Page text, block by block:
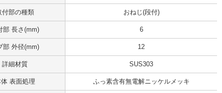
付部の種類 おねじ(段付)
部 長さ(mm) 6
部 外径(mm) 12
詳細材質 SUS303
表面処理 ふっ素含有無電解ニッケルメッキ